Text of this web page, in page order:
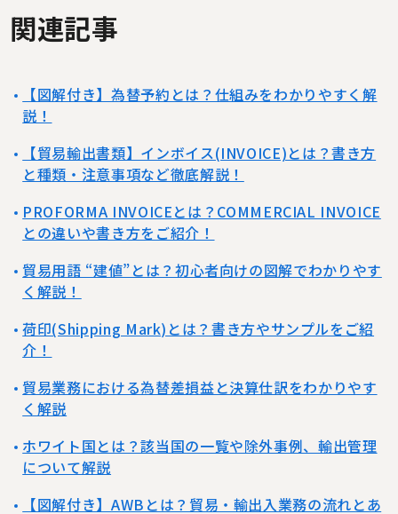
関連記事
【図解付き】為替予約とは？仕組みをわかりやすく解
説！
【貿易輸出書類】インボイス(INVOICE)とは？書き方
と種類・注意事項など徹底解説！
PROFORMA INVOICEとは？COMMERCIAL INVOICE
との違いや書き方をご紹介！
貿易用語 “建値”とは？初心者向けの図解でわかりやす
く解説！
荷印(Shipping Mark)とは？書き方やサンプルをご紹
介！
貿易業務における為替差損益と決算仕訳をわかりやす
く解説
ホワイト国とは？該当国の一覧や除外事例、輸出管理
について解説
【図解付き】AWBとは？貿易・輸出入業務の流れとあ